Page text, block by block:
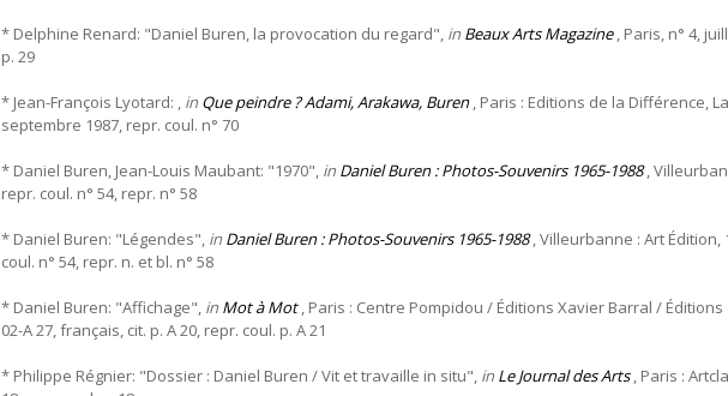
* Delphine Renard: "Daniel Buren, la provocation du regard", in Beaux Arts Magazine, Paris, n° 4,
p. 29
* Jean-François Lyotard: , in Que peindre ? Adami, Arakawa, Buren, Paris : Editions de la Différence,
septembre 1987, repr. coul. n° 70
* Daniel Buren, Jean-Louis Maubant: "1970", in Daniel Buren : Photos-Souvenirs 1965-1988,
repr. coul. n° 54, repr. n° 58
* Daniel Buren: "Légendes", in Daniel Buren : Photos-Souvenirs 1965-1988, Villeurbanne : Art Édition,
coul. n° 54, repr. n. et bl. n° 58
* Daniel Buren: "Affichage", in Mot à Mot, Paris : Centre Pompidou / Éditions Xavier Barral / Éditions
02-A 27, français, cit. p. A 20, repr. coul. p. A 21
* Philippe Régnier: "Dossier : Daniel Buren / Vit et travaille in situ", in Le Journal des Arts, Paris :